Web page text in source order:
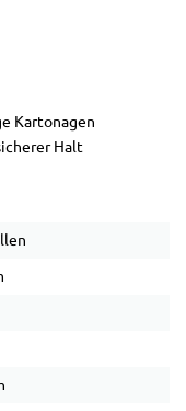
Kartonagen
Halt